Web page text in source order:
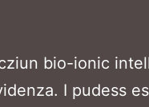
bio-ionic
I pudess